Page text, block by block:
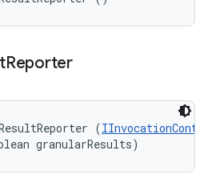
Reporter
(
granularResults)